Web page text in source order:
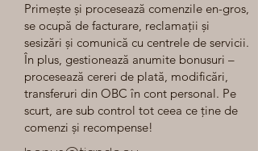
Primește și procesează comenzile en-gros,
se ocupă de facturare, reclamații și
sesizări și comunică cu centrele de servicii.
În plus, gestionează anumite bonusuri –
procesează cereri de plată, modificări,
transferuri din OBC în cont personal. Pe
scurt, are sub control tot ceea ce ține de
comenzi și recompense!